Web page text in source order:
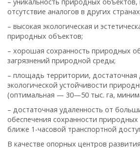
отсутствие аналогов в других
– высокая экологическая и
природных объектов;
– хорошая сохранность природных
загрязнений природной среды;
– площадь территории, достаточная
экологической устойчивости
(оптимальная — 30—50 тыс. га,
– достаточная удаленность от
обеспечения сохранности природных
ближе 1-часовой транспортной
В качестве опорных центров